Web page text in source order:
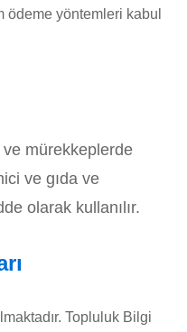
ödeme yöntemleri kabul
mürekkeplerde
ve gıda ve
olarak kullanılır.
Topluluk Bilgi